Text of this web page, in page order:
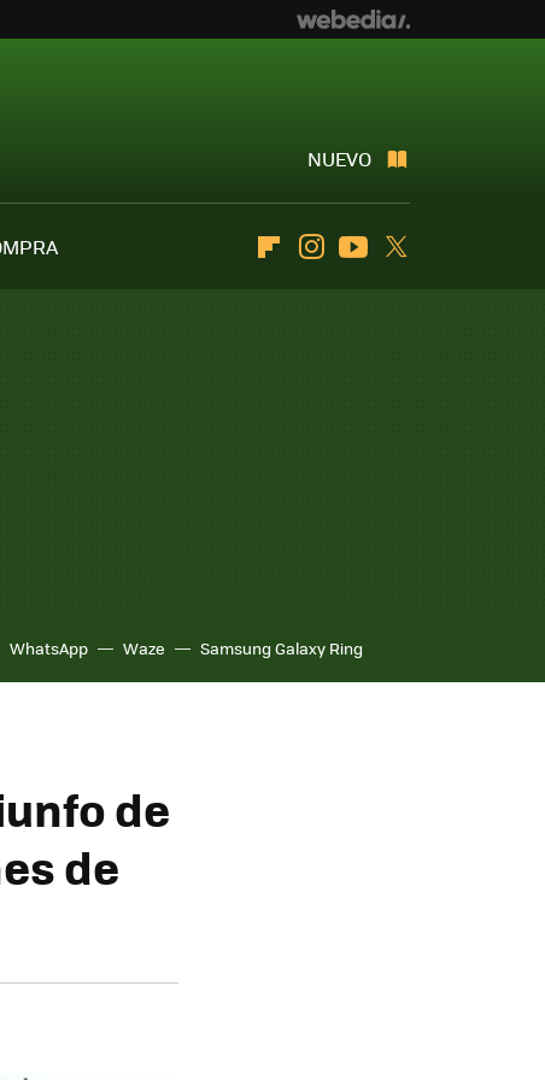
NUEVO
FlipboardInstagramYoutube
WhatsApp Waze Samsung Galaxy Ring
de
de